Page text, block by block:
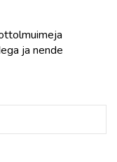
ja nende